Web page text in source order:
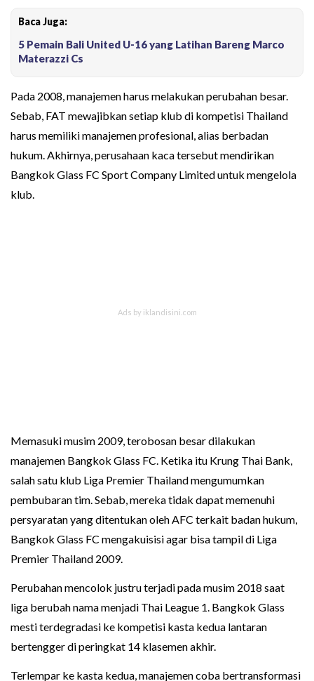
Baca Juga:
5 Pemain Bali United U-16 yang Latihan Bareng Marco
Materazzi Cs
Pada 2008, manajemen harus melakukan perubahan besar.
Sebab, FAT mewajibkan setiap klub di kompetisi Thailand
harus memiliki manajemen profesional, alias berbadan
hukum. Akhirnya, perusahaan kaca tersebut mendirikan
Bangkok Glass FC Sport Company Limited untuk mengelola
klub.
Memasuki musim 2009, terobosan besar dilakukan
manajemen Bangkok Glass FC. Ketika itu Krung Thai Bank,
salah satu klub Liga Premier Thailand mengumumkan
pembubaran tim. Sebab, mereka tidak dapat memenuhi
persyaratan yang ditentukan oleh AFC terkait badan hukum,
Bangkok Glass FC mengakuisisi agar bisa tampil di Liga
Premier Thailand 2009.
Perubahan mencolok justru terjadi pada musim 2018 saat
liga berubah nama menjadi Thai League 1. Bangkok Glass
mesti terdegradasi ke kompetisi kasta kedua lantaran
bertengger di peringkat 14 klasemen akhir.
Terlempar ke kasta kedua, manajemen coba bertransformasi